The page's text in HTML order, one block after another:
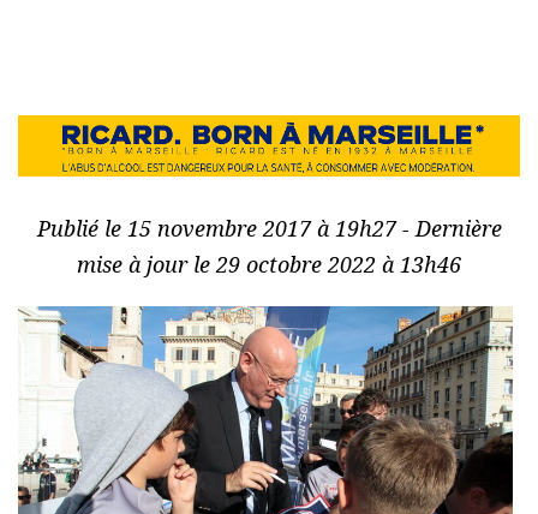
Publié le 15 novembre 2017 à 19h27 - Dernière
mise à jour le 29 octobre 2022 à 13h46